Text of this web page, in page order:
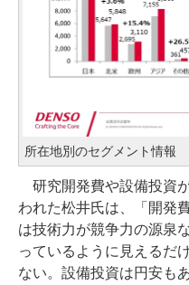
所在地別のセグメント情報
研究開発費や設備投資
われた松井氏は、「開発
は技術力が競争力の源泉
っているように見えるだ
ない。設備投資は円安も